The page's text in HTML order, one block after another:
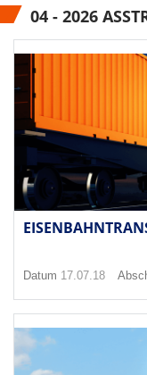
04 - 2026
Datum 17.07.18